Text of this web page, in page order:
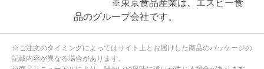
※東京食品産業は、エスビー食
品のグループ会社です。
※ご注文のタイミングによってはサイト上とお届けした商品のパッケージの
記載内容が異なる場合があります。